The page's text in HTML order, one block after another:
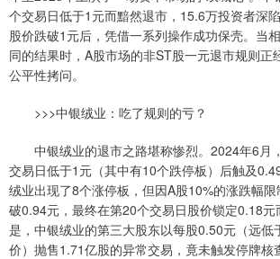
个交易日低于1元而黯然退市，15.6万投资者深
股价跌破1元后，凭借一系列操作成功保壳。当
同的结果时，A股市场的非ST股一元退市规则正
公平性拷问。
>>>中银绒业：吃了规则的亏？
中银绒业的退市之路堪称惨烈。2024年6月
交易日低于1元（其中有10个跌停板）后触及
绒业出现了8个涨停板，但因A股10%的涨跌幅
破0.94元，最终在第20个交易日股价锁定0.18元
是，中银绒业的第三大股东以每股0.50元（远低
价）抛售1.71亿股的异常交易，竟未触发停牌核